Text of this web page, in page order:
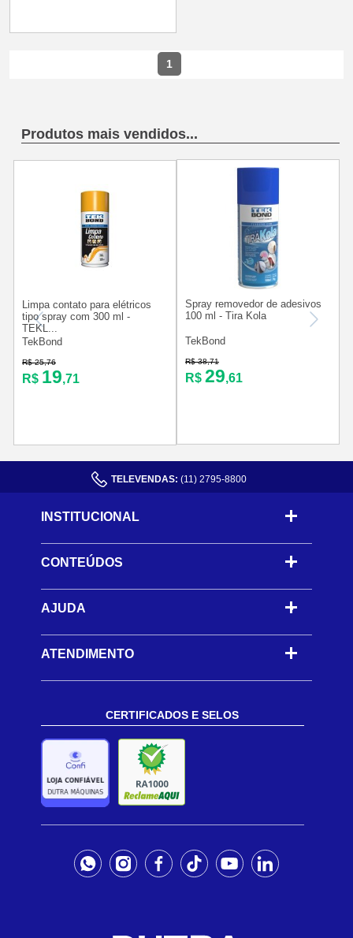
1
Produtos mais vendidos...
Limpa contato para elétricos
tipo spray com 300 ml -
TEKL...
TekBond
R$ 25,76
R$ 19,71
Spray removedor de adesivos
100 ml - Tira Kola
TekBond
R$ 38,71
R$ 29,61
TELEVENDAS: (11) 2795-8800
INSTITUCIONAL
CONTEÚDOS -
AJUDA -
ATENDIMENTO
CERTIFICADOS E SELOS